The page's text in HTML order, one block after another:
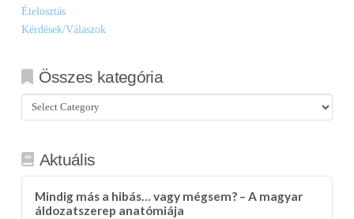
Ételosztás
Kérdések/Válaszok
Összes kategória
Összes
kategória
Aktuális
Mindig más a hibás… vagy mégsem? – A magyar
áldozatszerep anatómiája